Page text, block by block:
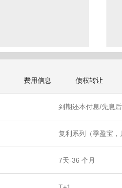
费用信息 债权转让
到期还本付息/先息
复利系列（季盈宝
号、尊荣9号、鹏盛
7天-36 个月